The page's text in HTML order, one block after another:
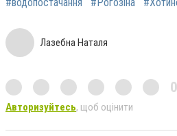
Лазебна Наталя
Авторизуйтесь, щоб оцінити